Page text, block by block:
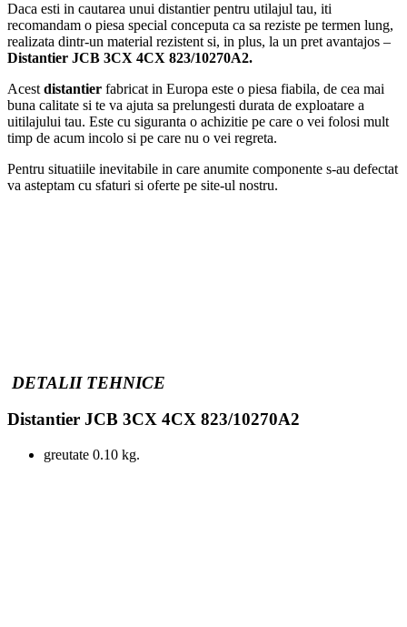
Daca esti in cautarea unui distantier pentru utilajul tau, iti
recomandam o piesa special conceputa ca sa reziste pe termen lung,
realizata dintr-un material rezistent si, in plus, la un pret avantajos –
Distantier JCB 3CX 4CX 823/10270A2.
Acest distantier fabricat in Europa este o piesa fiabila, de cea mai
buna calitate si te va ajuta sa prelungesti durata de exploatare a
uitilajului tau. Este cu siguranta o achizitie pe care o vei folosi mult
timp de acum incolo si pe care nu o vei regreta.
Pentru situatiile inevitabile in care anumite componente s-au defectat
va asteptam cu sfaturi si oferte pe site-ul nostru.
DETALII TEHNICE
Distantier JCB 3CX 4CX 823/10270A2
greutate 0.10 kg.